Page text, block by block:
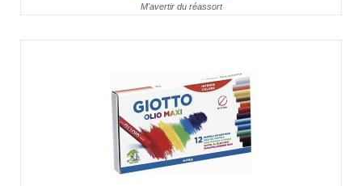
M'avertir du réassort